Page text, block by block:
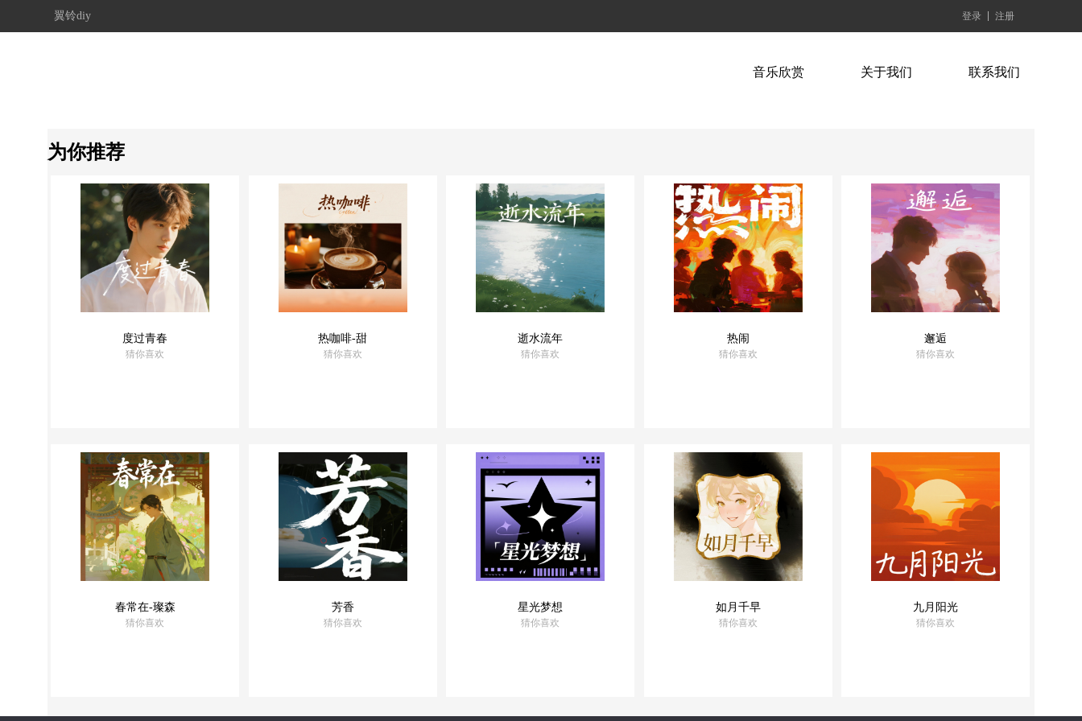
翼铃diy 登录 注册
音乐欣赏 关于我们 联系我们
为你推荐
度过青春
猜你喜欢
精品出品
热咖啡-甜
猜你喜欢
精品出品
逝水流年
猜你喜欢
精品出品
热闹
猜你喜欢
精品出品
邂逅
猜你喜欢
精品出品
春常在-璨森
猜你喜欢
优选音乐
芳香
猜你喜欢
优选音乐
星光梦想
猜你喜欢
优选音乐
如月千早
猜你喜欢
优选音乐
九月阳光
猜你喜欢
优选音乐